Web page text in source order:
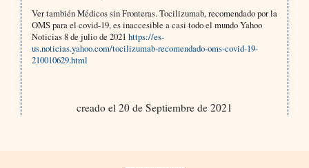
Ver también Médicos sin Fronteras. Tocilizumab, recomendado por la
OMS para el covid-19, es inaccesible a casi todo el mundo Yahoo
Noticias 8 de julio de 2021 https://es-
us.noticias.yahoo.com/tocilizumab-recomendado-oms-covid-19-
210010629.html
creado el 20 de Septiembre de 2021